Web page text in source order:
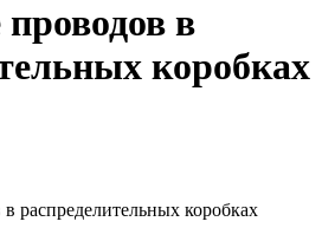
в
коробках